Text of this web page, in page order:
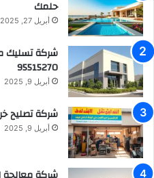
حلمك
أبريل 27, 2025
شركة تسليك
95515270
أبريل 9, 2025
شركة تصليح خرير
أبريل 9, 2025